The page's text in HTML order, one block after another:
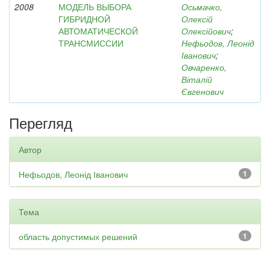
2008
МОДЕЛЬ ВЫБОРА
ГИБРИДНОЙ
АВТОМАТИЧЕСКОЙ
ТРАНСМИССИИ
Осьмачко,
Олексій
Олексійович;
Нефьодов, Леонід
Іванович;
Овчаренко,
Віталій
Євгенович
Перегляд
Автор
1
Нефьодов, Леонід Іванович
Тема
1
область допустимых решений